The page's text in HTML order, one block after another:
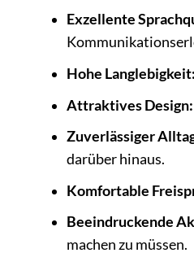
Exzellente
Hohe Langlebigkeit:
Attraktives Design:
Zuverlässiger
darüber hinaus.
Komfortable
Beeindruckende
machen zu müssen.